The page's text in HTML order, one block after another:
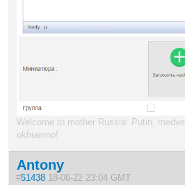
Welcome to mother Russia: Putin,
okhuenno!
Antony
#51438 18-06-22 23:04 GMT